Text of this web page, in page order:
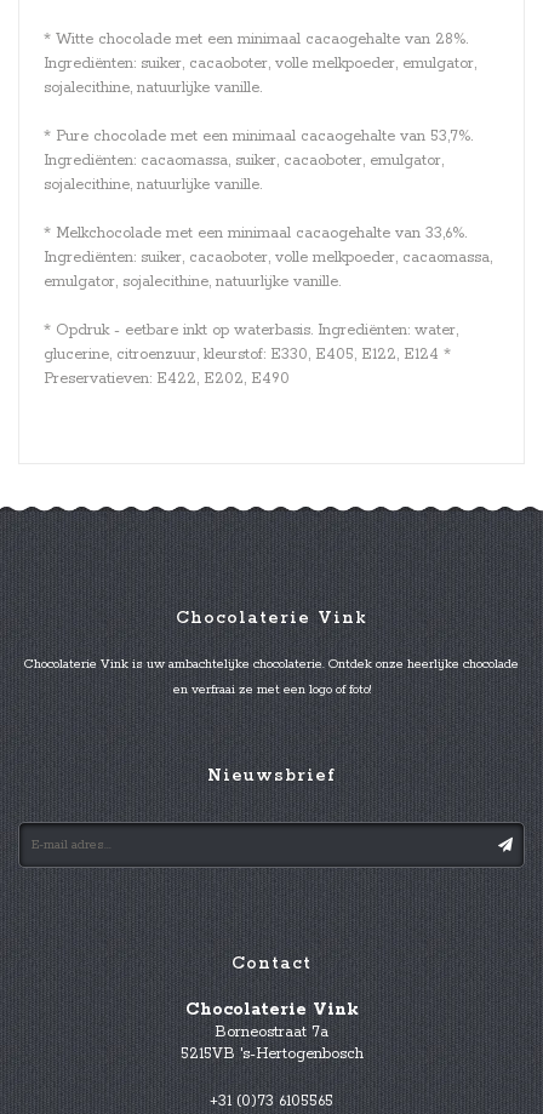
* Witte chocolade met een minimaal cacaogehalte van 28%.
Ingrediënten: suiker, cacaoboter, volle melkpoeder, emulgator,
sojalecithine, natuurlijke vanille.
* Pure chocolade met een minimaal cacaogehalte van 53,7%.
Ingrediënten: cacaomassa, suiker, cacaoboter, emulgator,
sojalecithine, natuurlijke vanille.
* Melkchocolade met een minimaal cacaogehalte van 33,6%.
Ingrediënten: suiker, cacaoboter, volle melkpoeder, cacaomassa,
emulgator, sojalecithine, natuurlijke vanille.
* Opdruk - eetbare inkt op waterbasis. Ingrediënten: water,
glucerine, citroenzuur, kleurstof: E330, E405, E122, E124 *
Preservatieven: E422, E202, E490
Chocolaterie Vink
Chocolaterie Vink is uw ambachtelijke chocolaterie. Ontdek onze heerlijke chocolade
en verfraai ze met een logo of foto!
Nieuwsbrief
Contact
Chocolaterie Vink
Borneostraat 7a
5215VB 's-Hertogenbosch
+31 (0)73 6105565